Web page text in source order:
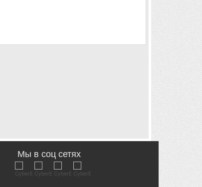
Мы в соц сетях